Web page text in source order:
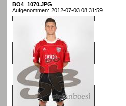
BO4_1070.JPG
Aufgenommen: 2012-07-03 08:31:59